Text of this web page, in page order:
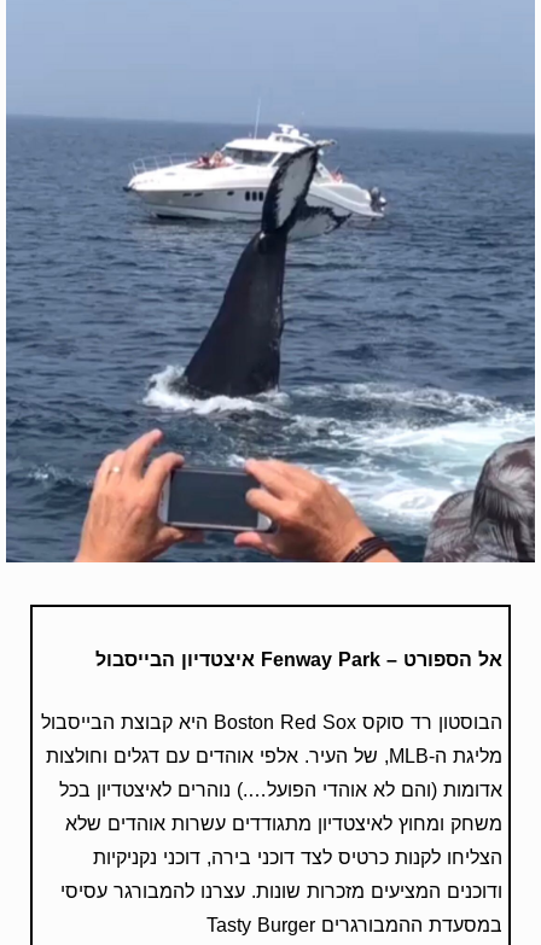
אל הספורט –Fenway Parkאיצטדיון הבייסבול
הבוסטון רד סוקס Boston Red Sox היא קבוצת הבייסבול
מליגת ה-MLB, של העיר. אלפי אוהדים עם דגלים וחולצות
אדומות (והם לא אוהדי הפועל….) נוהרים לאיצטדיון בכל
משחק ומחוץ לאיצטדיון מתגודדים עשרות אוהדים שלא
הצליחו לקנות כרטיס לצד דוכני בירה, דוכני נקניקיות
ודוכנים המציעים מזכרות שונות. עצרנו להמבורגר עסיסי
במסעדת ההמבורגרים Tasty Burger